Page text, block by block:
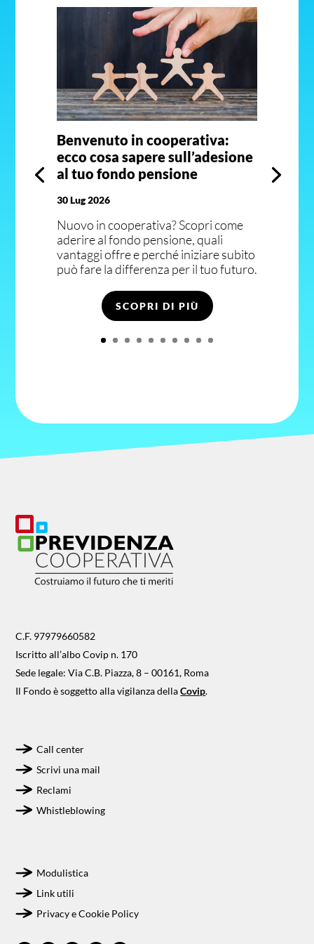
Benvenuto in cooperativa:
ecco cosa sapere sull’adesione
al tuo fondo pensione
30 Lug 2026
Nuovo in cooperativa? Scopri come
aderire al fondo pensione, quali
vantaggi offre e perché iniziare subito
può fare la differenza per il tuo futuro.
SCOPRI DI PIÙ
C.F. 97979660582
Iscritto all’albo Covip n. 170
Sede legale: Via C.B. Piazza, 8 – 00161, Roma
Il Fondo è soggetto alla vigilanza dellaCovip.
Call center
Scrivi una mail
Reclami
Whistleblowing
Modulistica
Link utili
Privacy e Cookie Policy